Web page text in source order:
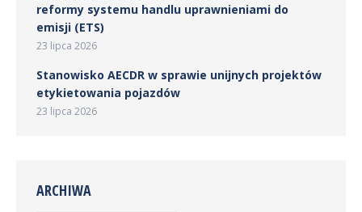
reformy systemu handlu uprawnieniami do
emisji (ETS)
23 lipca 2026
Stanowisko AECDR w sprawie unijnych projektów
etykietowania pojazdów
23 lipca 2026
ARCHIWA